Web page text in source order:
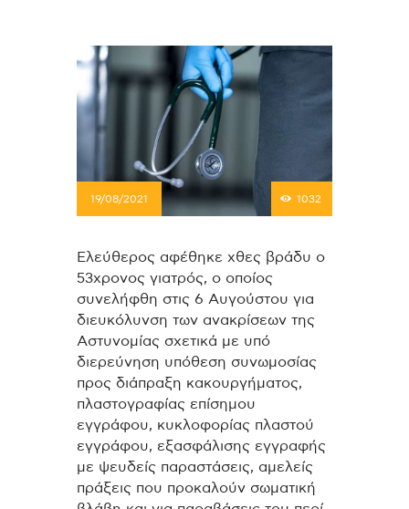
19/08/2021 1032
Ελεύθερος αφέθηκε χθες βράδυ ο
53χρονος γιατρός, ο οποίος
συνελήφθη στις 6 Αυγούστου για
διευκόλυνση των ανακρίσεων της
Αστυνομίας σχετικά με υπό
διερεύνηση υπόθεση συνωμοσίας
προς διάπραξη κακουργήματος,
πλαστογραφίας επίσημου
εγγράφου, κυκλοφορίας πλαστού
εγγράφου, εξασφάλισης εγγραφής
με ψευδείς παραστάσεις, αμελείς
πράξεις που προκαλούν σωματική